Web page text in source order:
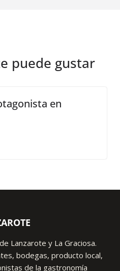
puede gustar
en
Lanzarote y La Graciosa.
bodegas, producto local,
de la gastronomía